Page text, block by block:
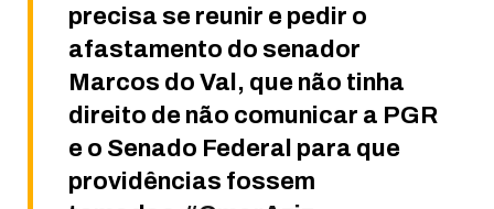
precisa se reunir e pedir o
afastamento do senador
Marcos do Val, que não tinha
direito de não comunicar a PGR
e o Senado Federal para que
providências fossem